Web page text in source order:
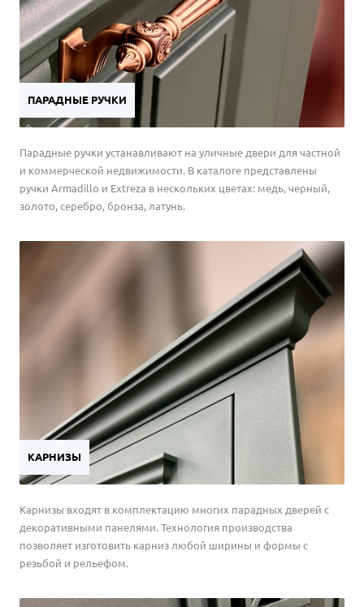
ПАРАДНЫЕ РУЧКИ
Парадные ручки устанавливают на уличные двери для частной
и коммерческой недвижимости. В каталоге представлены
ручки Armadillo и Extreza в нескольких цветах: медь, черный,
золото, серебро, бронза, латунь.
КАРНИЗЫ
Карнизы входят в комплектацию многих парадных дверей с
декоративными панелями. Технология производства
позволяет изготовить карниз любой ширины и формы с
резьбой и рельефом.